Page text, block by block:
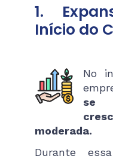
1.
Início do
No
se
moderada.
Durante